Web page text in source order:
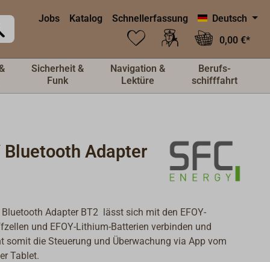
Jobs Katalog Schnellerfassung
Deutsch
0,00 €*
Sicherheit &
Funk
Navigation &
Lektüre
Berufs-
schifffahrt
Bluetooth Adapter
Bluetooth Adapter BT2 lässt sich mit den EFOY-
und EFOY-Lithium-Batterien verbinden und
somit die Steuerung und Überwachung via App vom
Tablet.